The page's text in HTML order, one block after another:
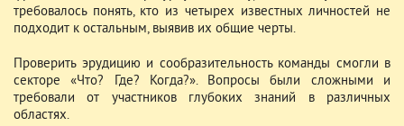
требовалось понять, кто из четырех известных личностей не
подходит к остальным, выявив их общие черты.
Проверить эрудицию и сообразительность команды смогли в
секторе «Что? Где? Когда?». Вопросы были сложными и
требовали от участников глубоких знаний в различных
областях.